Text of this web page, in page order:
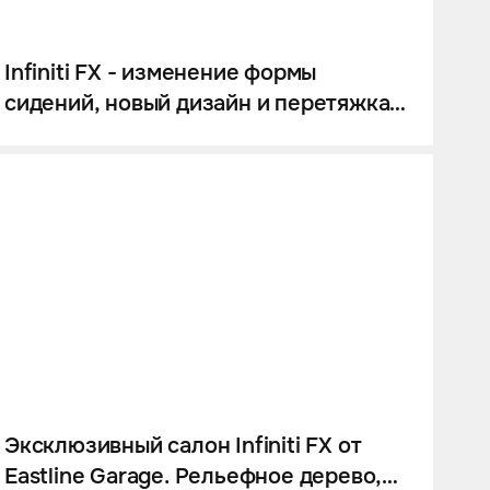
Infiniti FX - изменение формы
сидений, новый дизайн и перетяжка
Эксклюзивный салон Infiniti FX от
Eastline Garage. Рельефное дерево,